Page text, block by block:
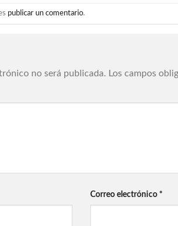
publicar un comentario.
no será publicada. Los campos
Correo electrónico *